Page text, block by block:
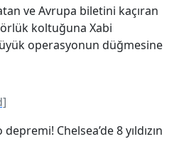
ve Avrupa biletini kaçıran
koltuğuna Xabi
operasyonun düğmesine